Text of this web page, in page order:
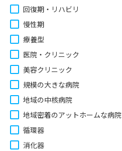
回復期・リハビリ
慢性期
療養型
医院・クリニック
美容クリニック
規模の大きな病院
地域の中核病院
地域密着のアットホームな病院
循環器
消化器